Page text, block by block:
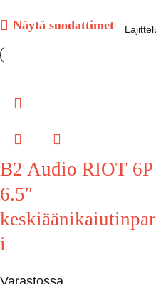
Näytä suodattimet
B2 Audio RIOT 6P
6.5″
keskiäänikaiutinpar
i